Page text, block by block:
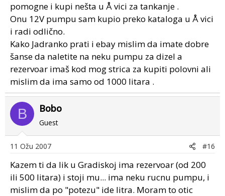
pomogne i kupi nešta u Å vici za tankanje .
Onu 12V pumpu sam kupio preko kataloga u Å vici
i radi odlično.
Kako Jadranko prati i ebay mislim da imate dobre
šanse da naletite na neku pumpu za dizel a
rezervoar imaš kod mog strica za kupiti polovni ali
mislim da ima samo od 1000 litara .
B Bobo
Guest
11 Ožu 2007 #16
Kazem ti da lik u Gradiskoj ima rezervoar (od 200
ili 500 litara) i stoji mu... ima neku rucnu pumpu, i
mislim da po "potezu" ide litra. Moram to otic